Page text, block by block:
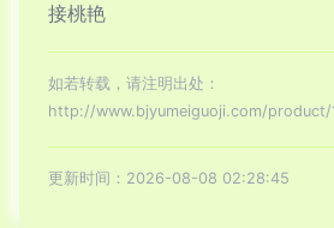
接桃艳
如若转载，请注明出处：
http://www.bjyumeiguoji.com/product/
更新时间：2026-08-08 02:28:45